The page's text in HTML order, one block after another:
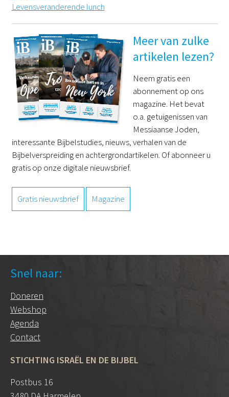
Levensveranderende lunch
Meer van zulke
artikelen lezen?
Neem gratis een
abonnement op ons
magazine. Het bevat
o.a. getuigenissen van
Messiaanse Joden,
interessante Bijbelstudies, nieuws, verhalen van de
Bijbelverspreiding en achtergrondartikelen. Of abonneer u
gratis op onze digitale nieuwsbrief.
Gratis nieuwsbrief Magazine
Snel naar:
Doneren
Webshop
Agenda
Contact
STICHTING ISRAËL EN DE BIJBEL
Postbus 16